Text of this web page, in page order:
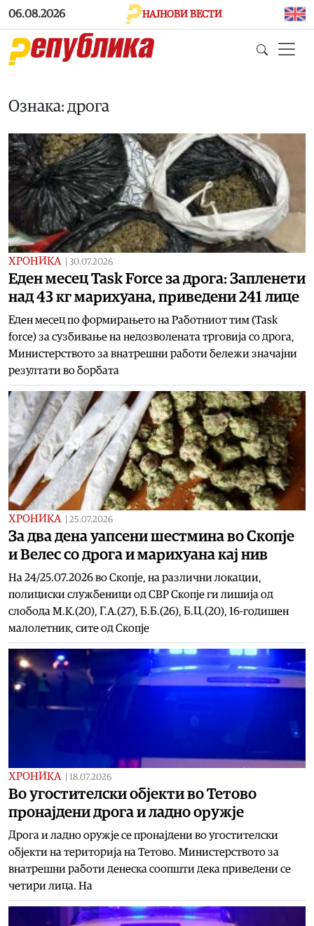
Skip to main content
06.08.2026 НАЈНОВИ ВЕСТИ
Ознака: дрога
ХРОНИКА 30.07.2026
Еден месец Task Force за дрога: Запленети
над 43 кг марихуана, приведени 241 лице
Еден месец по формирањето на Работниот тим (Task
force) за сузбивање на недозволената трговија со дрога,
Министерството за внатрешни работи бележи значајни
резултати во борбата
ХРОНИКА 25.07.2026
За два дена уапсени шестмина во Скопје
и Велес со дрога и марихуана кај нив
На 24/25.07.2026 во Скопје, на различни локации,
полициски службеници од СВР Скопје ги лишија од
слобода М.К.(20), Г.А.(27), Б.Б.(26), Б.Ц.(20), 16-годишен
малолетник, сите од Скопје
ХРОНИКА 18.07.2026
Во угостителски објекти во Тетово
пронајдени дрога и ладно оружје
Дрога и ладно оружје се пронајдени во угостителски
објекти на територија на Тетово. Министерството за
внатрешни работи денеска соопшти дека приведени се
четири лица. На